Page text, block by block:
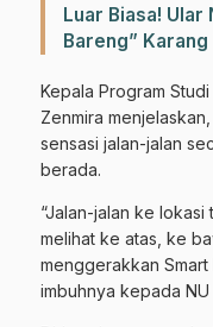
Luar Biasa! Ular
Bareng”
Kepala Program
Zenmira
sensasi jalan-jalan
berada.
“Jalan-jalan ke
melihat ke atas, ke
menggerakkan
imbuhnya kepada